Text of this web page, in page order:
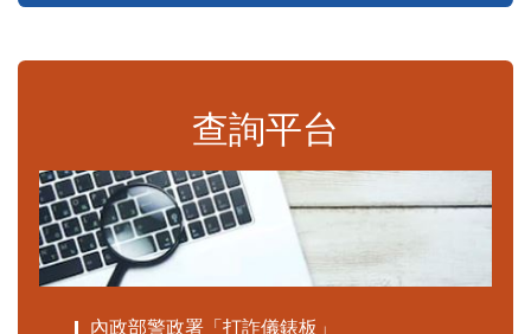
查詢平台
內政部警政署「打詐儀錶板」